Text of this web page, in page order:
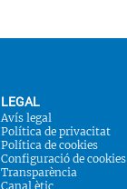
LEGAL
Avís legal
Política de privacitat
Política de cookies
Configuració de cookies
Transparència
Canal ètic